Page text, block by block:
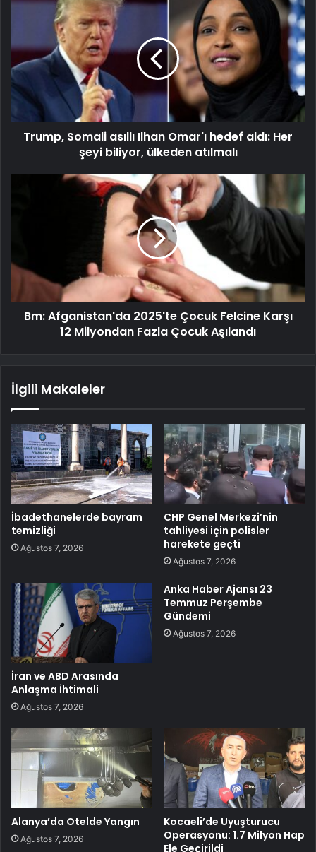
Trump, Somali asıllı Ilhan Omar'ı hedef aldı: Her
şeyi biliyor, ülkeden atılmalı
Bm: Afganistan'da 2025'te Çocuk Felcine Karşı
12 Milyondan Fazla Çocuk Aşılandı
İlgili Makaleler
İbadethanelerde bayram
temizliği
Ağustos 7, 2026
CHP Genel Merkezi’nin
tahliyesi için polisler
harekete geçti
Ağustos 7, 2026
İran ve ABD Arasında
Anlaşma İhtimali
Ağustos 7, 2026
Anka Haber Ajansı 23
Temmuz Perşembe
Gündemi
Ağustos 7, 2026
Alanya’da Otelde Yangın
Ağustos 7, 2026
Kocaeli’de Uyuşturucu
Operasyonu: 1.7 Milyon Hap
Ele Geçirildi